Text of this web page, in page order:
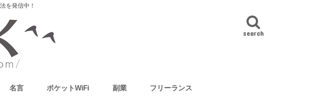
を発信中！
search
名言 ポケットWiFi 副業 フリーランス